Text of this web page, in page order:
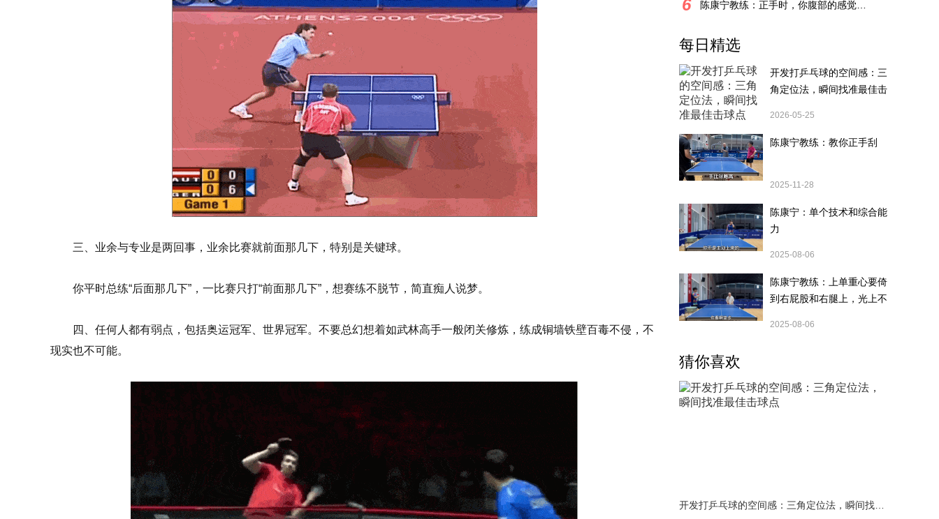
三、业余与专业是两回事，业余比赛就前面那几下，特别是关键球。
你平时总练“后面那几下”，一比赛只打“前面那几下”，想赛练不脱节，简直痴人说梦。
四、任何人都有弱点，包括奥运冠军、世界冠军。不要总幻想着如武林高手一般闭关修炼，练成铜墙铁壁百毒不侵，不
现实也不可能。
6
每日精选
开发打乒乓球的空间感：三
角定位法，瞬间找准最佳击
2026-05-25
陈康宁教练：教你正手刮
2025-11-28
陈康宁：单个技术和综合能
力
2025-08-06
陈康宁教练：上单重心要倚
到右屁股和右腿上，光上不
2025-08-06
猜你喜欢